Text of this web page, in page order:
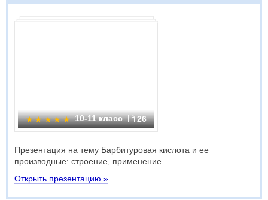
10-11 класс 26
Презентация на тему Барбитуровая кислота и ее
производные: строение, применение
Открыть презентацию »